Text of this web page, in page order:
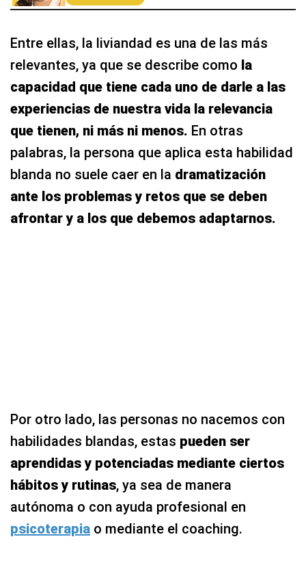
Entre ellas, la liviandad es una de las más
relevantes, ya que se describe como la
capacidad que tiene cada uno de darle a las
experiencias de nuestra vida la relevancia
que tienen, ni más ni menos. En otras
palabras, la persona que aplica esta habilidad
blanda no suele caer en la dramatización
ante los problemas y retos que se deben
afrontar y a los que debemos adaptarnos.
Por otro lado, las personas no nacemos con
habilidades blandas, estas pueden ser
aprendidas y potenciadas mediante ciertos
hábitos y rutinas, ya sea de manera
autónoma o con ayuda profesional en
psicoterapia o mediante el coaching.